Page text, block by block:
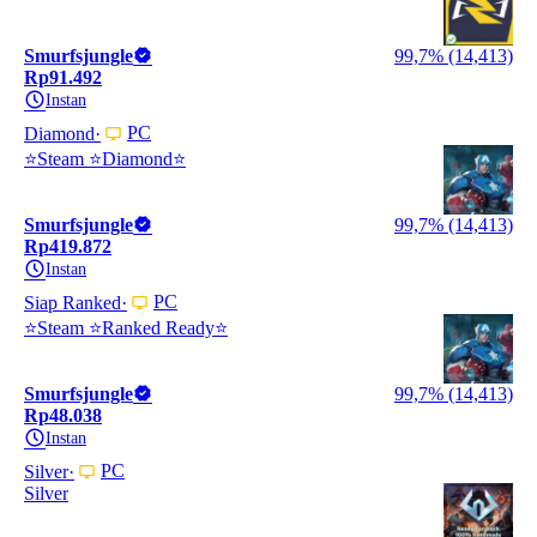
Smurfsjungle
99,7% (14,413)
Rp91.492
Instan
Diamond
PC
⭐️Steam ⭐️Diamond⭐️
Smurfsjungle
99,7% (14,413)
Rp419.872
Instan
Siap Ranked
PC
⭐️Steam ⭐️Ranked Ready⭐️
Smurfsjungle
99,7% (14,413)
Rp48.038
Instan
Silver
PC
Silver